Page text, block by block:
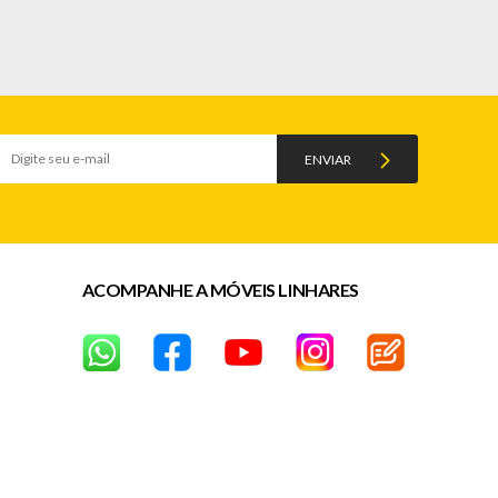
corridos após a data da entrega)
ENVIAR
ACOMPANHE A MÓVEIS LINHARES